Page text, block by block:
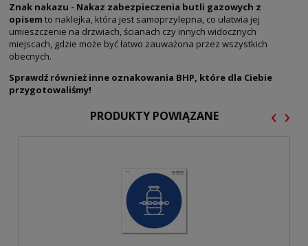
Znak nakazu - Nakaz zabezpieczenia butli gazowych z
opisem to naklejka, która jest samoprzylepna, co ułatwia jej
umieszczenie na drzwiach, ścianach czy innych widocznych
miejscach, gdzie może być łatwo zauważona przez wszystkich
obecnych.
Sprawdź również inne oznakowania BHP, które dla Ciebie
przygotowaliśmy!
PRODUKTY POWIĄZANE ‹ ›